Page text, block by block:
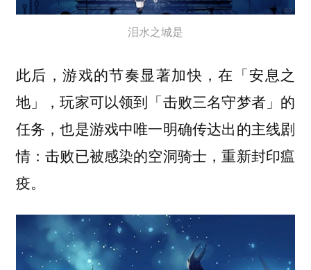
泪水之城是
此后，游戏的节奏显著加快，在「安息之
地」，玩家可以领到「击败三名守梦者」的
任务，也是游戏中唯一明确传达出的主线剧
情：击败已被感染的空洞骑士，重新封印瘟
疫。